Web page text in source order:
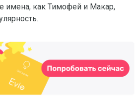
имена, как Тимофей и Макар,